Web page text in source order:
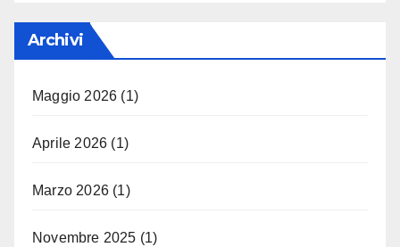
Archivi
Maggio 2026 (1)
Aprile 2026 (1)
Marzo 2026 (1)
Novembre 2025 (1)